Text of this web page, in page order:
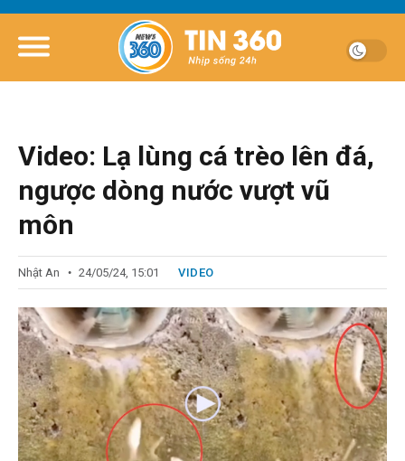
Video: Lạ lùng cá trèo lên đá,
ngược dòng nước vượt vũ
môn
Nhật An 24/05/24, 15:01 VIDEO